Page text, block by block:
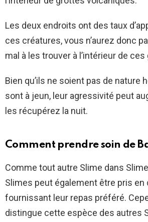
Les deux endroits ont des taux
ces créatures, vous n’aurez donc
mal à les trouver à l’intérieur de
Bien qu’ils ne soient pas de nature
sont à jeun, leur agressivité peut
les récupérez la nuit.
Comment prendre soin de
Comme tout autre Slime dans
Slimes peut également être pris en
fournissant leur repas préféré.
distingue cette espèce des autres